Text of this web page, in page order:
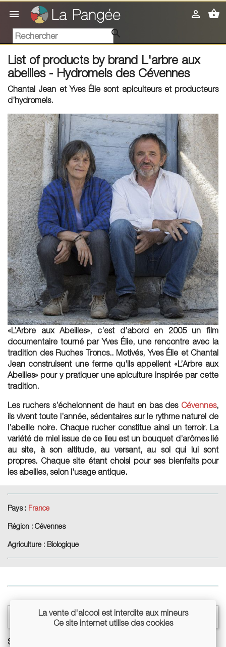
 shopping_basket


List of products by brand L'arbre aux
abeilles - Hydromels des Cévennes
Chantal Jean et Yves Élie sont apiculteurs et producteurs
d’hydromels.
«L’Arbre aux Abeilles», c’est d’abord en 2005 un film
documentaire tourné par Yves Élie, une rencontre avec la
tradition des Ruches Troncs.. Motivés, Yves Élie et Chantal
Jean construisent une ferme qu’ils appellent «L’Arbre aux
Abeilles» pour y pratiquer une apiculture inspirée par cette
tradition.
Les ruchers s’échelonnent de haut en bas des Cévennes,
ils vivent toute l’année, sédentaires sur le rythme naturel de
l’abeille noire. Chaque rucher constitue ainsi un terroir. La
variété de miel issue de ce lieu est un bouquet d’arômes lié
au site, à son altitude, au versant, au sol qui lui sont
propres. Chaque site étant choisi pour ses bienfaits pour
les abeilles, selon l’usage antique.
Pays : France
Région : Cévennes
Agriculture : Biologique
Showing 1-4 of 4 item(s)
La vente d'alcool est interdite aux mineurs
Ce site internet utilise des cookies